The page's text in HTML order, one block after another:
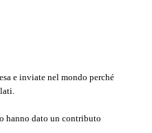
e inviate nel mondo perché
hanno dato un contributo